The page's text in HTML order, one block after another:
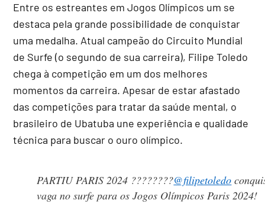
Entre os estreantes em Jogos Olímpicos um se
destaca pela grande possibilidade de conquistar
uma medalha. Atual campeão do Circuito Mundial
de Surfe (o segundo de sua carreira), Filipe Toledo
chega à competição em um dos melhores
momentos da carreira. Apesar de estar afastado
das competições para tratar da saúde mental, o
brasileiro de Ubatuba une experiência e qualidade
técnica para buscar o ouro olímpico.
PARTIU PARIS 2024 ????????@filipetoledo
vaga no surfe para os Jogos Olímpicos Paris 2024!